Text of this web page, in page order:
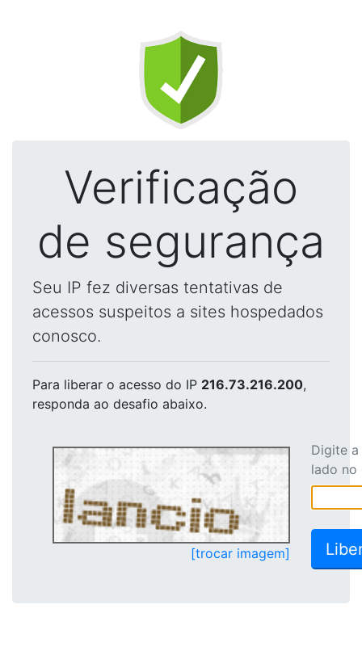
Verificação
de segurança
Seu IP fez diversas tentativas de
acessos suspeitos a sites hospedados
conosco.
Para liberar o acesso do IP 216.73.216.200,
responda ao desafio abaixo.
[trocar imagem]
Digite
lado no